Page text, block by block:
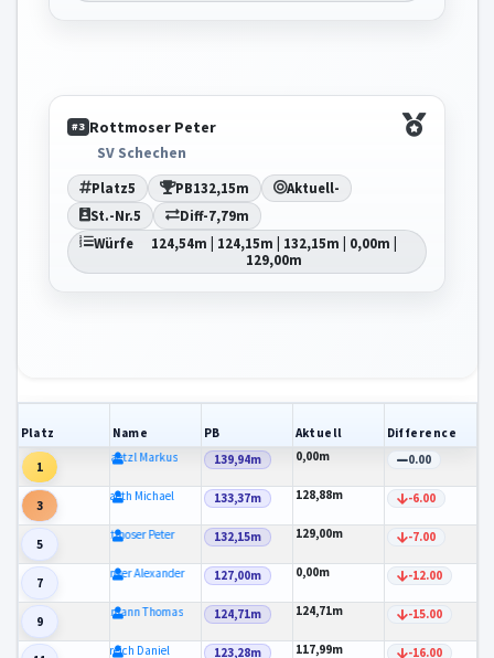
#3 Rottmoser Peter
SV Schechen
Platz5 PB132,15m Aktuell-
St.-Nr.5 Diff-7,79m
Würfe
124,54m | 124,15m | 132,15m | 0,00m |
129,00m
Platz Name PB Aktuell Difference
1
Schaetzl Markus 139,94m 0,00m 0.00
3
Spaeth Michael 133,37m 128,88m -6.00
5
Rottmoser Peter 132,15m 129,00m -7.00
7
Anzinger Alexander 127,00m 0,00m -12.00
9
Kohlmann Thomas 124,71m 124,71m -15.00
Ulreich Daniel 123,28m 117,99m -16.00